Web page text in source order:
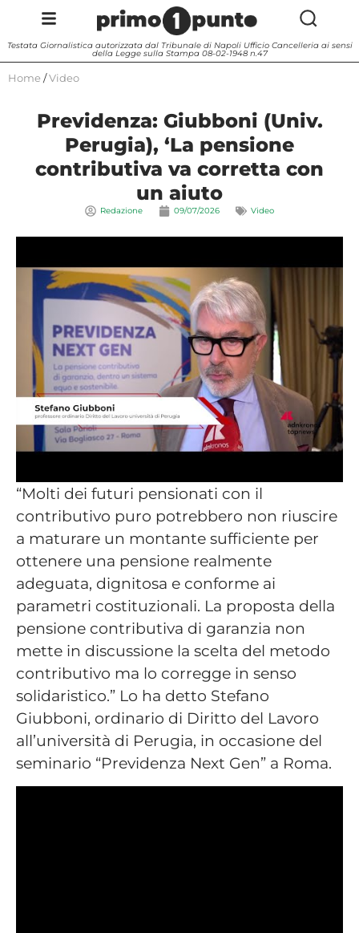
Testata Giornalistica autorizzata dal Tribunale di Napoli Ufficio Cancelleria ai sensi
della Legge sulla Stampa 08-02-1948 n.47
Home /Video
Previdenza: Giubboni (Univ.
Perugia), ‘La pensione
contributiva va corretta con
un aiuto
Redazione 09/07/2026 Video
“Molti dei futuri pensionati con il
contributivo puro potrebbero non riuscire
a maturare un montante sufficiente per
ottenere una pensione realmente
adeguata, dignitosa e conforme ai
parametri costituzionali. La proposta della
pensione contributiva di garanzia non
mette in discussione la scelta del metodo
contributivo ma lo corregge in senso
solidaristico.” Lo ha detto Stefano
Giubboni, ordinario di Diritto del Lavoro
all’università di Perugia, in occasione del
seminario “Previdenza Next Gen” a Roma.